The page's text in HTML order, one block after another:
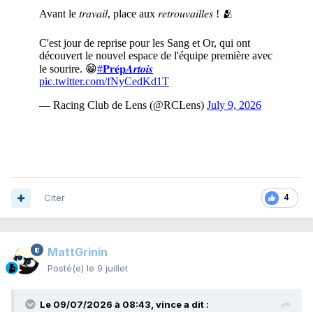
4
Citer
MattGrinin
Posté(e) le 9 juillet
Le 09/07/2026 à 08:43, vincea dit :